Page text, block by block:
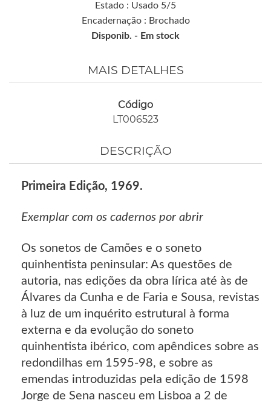
Estado : Usado 5/5
Encadernação : Brochado
Disponib. - Em stock
MAIS DETALHES
Código
LT006523
DESCRIÇÃO
Primeira Edição, 1969.
Exemplar com os cadernos por abrir
Os sonetos de Camões e o soneto
quinhentista peninsular: As questões de
autoria, nas edições da obra lírica até às de
Álvares da Cunha e de Faria e Sousa, revistas
à luz de um inquérito estrutural à forma
externa e da evolução do soneto
quinhentista ibérico, com apêndices sobre as
redondilhas em 1595-98, e sobre as
emendas introduzidas pela edição de 1598
Jorge de Sena nasceu em Lisboa a 2 de